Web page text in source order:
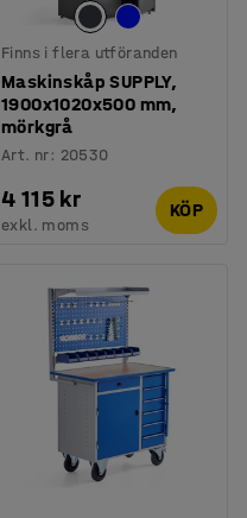
Finns i flera utföranden
Maskinskåp SUPPLY,
1900x1020x500 mm,
mörkgrå
Art. nr: 20530
4 115 kr
exkl. moms
KÖP